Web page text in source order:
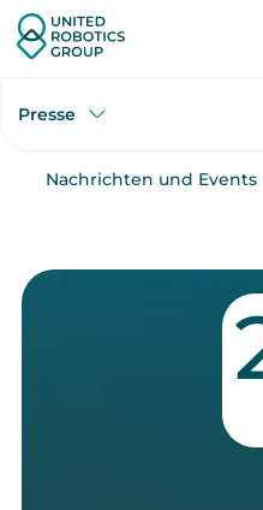
Presse
Nachrichten und Events